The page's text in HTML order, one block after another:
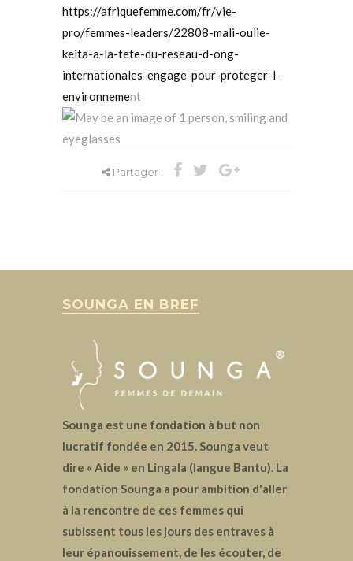
https://afriquefemme.com/fr/vie-
pro/femmes-leaders/22808-mali-oulie-
keita-a-la-tete-du-reseau-d-ong-
internationales-engage-pour-proteger-l-
environnement
Partager :
SOUNGA EN BREF
Sounga est une fondation à but non
lucratif fondée en 2015. Sounga veut
dire « Aide » en Lingala (langue Bantu). La
fondation Sounga a pour ambition d'aller
à la rencontre de ces femmes qui
subissent tous les jours des entraves à
leur épanouissement, de les écouter, de